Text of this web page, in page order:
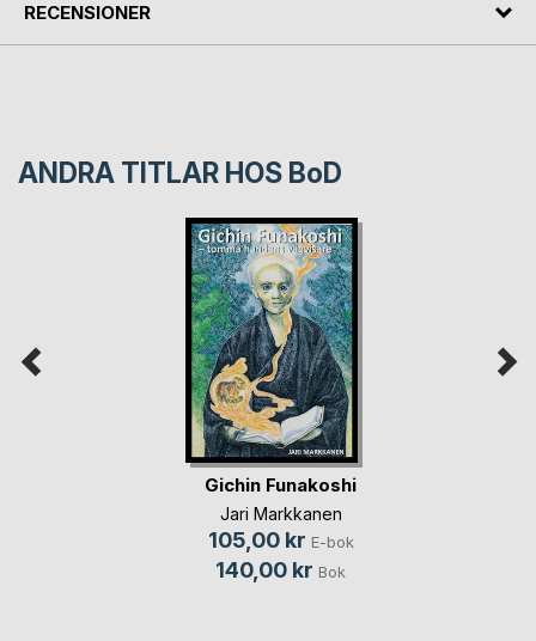
RECENSIONER
ANDRA TITLAR HOS BoD
Gichin Funakoshi
Jari Markkanen
105,00 kr E-bok
140,00 kr Bok